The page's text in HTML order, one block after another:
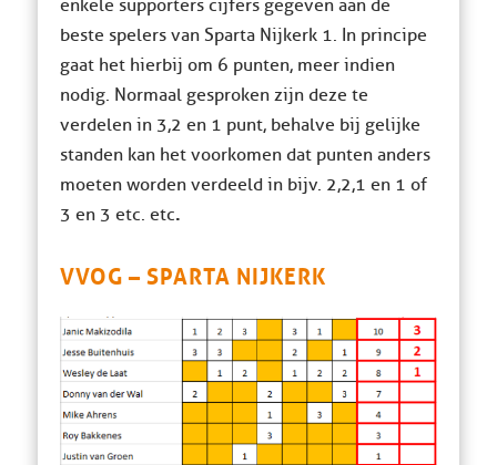
enkele supporters cijfers gegeven aan de
beste spelers van Sparta Nijkerk 1. In principe
gaat het hierbij om 6 punten, meer indien
nodig. Normaal gesproken zijn deze te
verdelen in 3,2 en 1 punt, behalve bij gelijke
standen kan het voorkomen dat punten anders
moeten worden verdeeld in bijv. 2,2,1 en 1 of
3 en 3 etc. etc.
VVOG – SPARTA NIJKERK